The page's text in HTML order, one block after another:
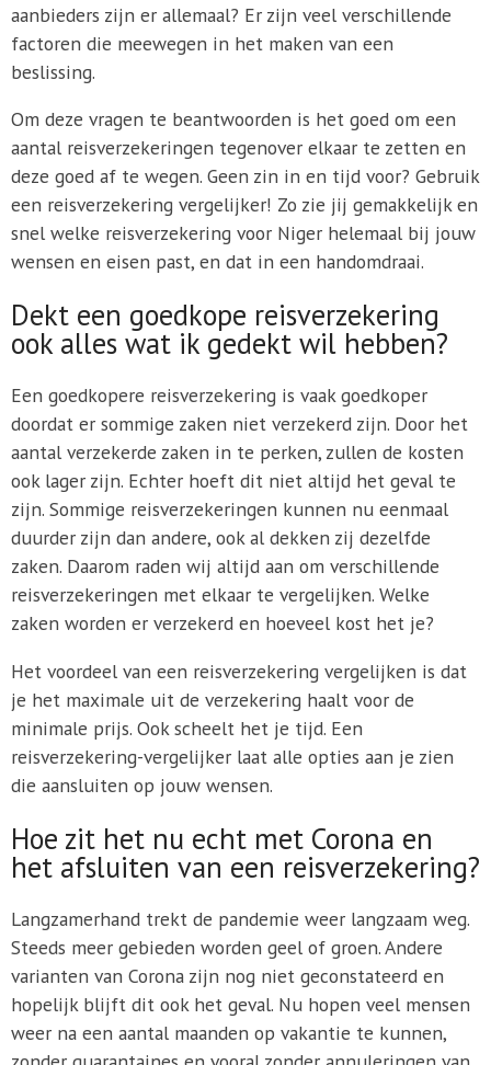
aanbieders zijn er allemaal? Er zijn veel verschillende
factoren die meewegen in het maken van een
beslissing.
Om deze vragen te beantwoorden is het goed om een
aantal reisverzekeringen tegenover elkaar te zetten en
deze goed af te wegen. Geen zin in en tijd voor? Gebruik
een reisverzekering vergelijker! Zo zie jij gemakkelijk en
snel welke reisverzekering voor Niger helemaal bij jouw
wensen en eisen past, en dat in een handomdraai.
Dekt een goedkope reisverzekering
ook alles wat ik gedekt wil hebben?
Een goedkopere reisverzekering is vaak goedkoper
doordat er sommige zaken niet verzekerd zijn. Door het
aantal verzekerde zaken in te perken, zullen de kosten
ook lager zijn. Echter hoeft dit niet altijd het geval te
zijn. Sommige reisverzekeringen kunnen nu eenmaal
duurder zijn dan andere, ook al dekken zij dezelfde
zaken. Daarom raden wij altijd aan om verschillende
reisverzekeringen met elkaar te vergelijken. Welke
zaken worden er verzekerd en hoeveel kost het je?
Het voordeel van een reisverzekering vergelijken is dat
je het maximale uit de verzekering haalt voor de
minimale prijs. Ook scheelt het je tijd. Een
reisverzekering-vergelijker laat alle opties aan je zien
die aansluiten op jouw wensen.
Hoe zit het nu echt met Corona en
het afsluiten van een reisverzekering?
Langzamerhand trekt de pandemie weer langzaam weg.
Steeds meer gebieden worden geel of groen. Andere
varianten van Corona zijn nog niet geconstateerd en
hopelijk blijft dit ook het geval. Nu hopen veel mensen
weer na een aantal maanden op vakantie te kunnen,